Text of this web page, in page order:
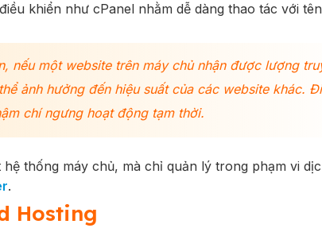
khiển như cPanel nhằm dễ dàng thao tác với
nếu một website trên máy chủ nhận được lượng
ảnh hưởng đến hiệu suất của các website khác.
chí ngưng hoạt động tạm thời.
thống máy chủ, mà chỉ quản lý trong phạm vi
.
Hosting